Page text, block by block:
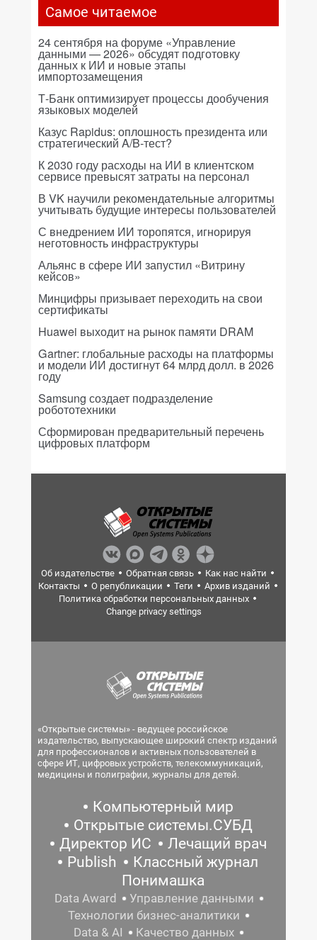
Самое читаемое
24 сентября на форуме «Управление
данными — 2026» обсудят подготовку
данных к ИИ и новые этапы
импортозамещения
Т-Банк оптимизирует процессы дообучения
языковых моделей
Казус Rapidus: оплошность президента или
стратегический A/B-тест?
К 2030 году расходы на ИИ в клиентском
сервисе превысят затраты на персонал
В VK научили рекомендательные алгоритмы
учитывать будущие интересы пользователей
С внедрением ИИ торопятся, игнорируя
неготовность инфраструктуры
Альянс в сфере ИИ запустил «Витрину
кейсов»
Минцифры призывает переходить на свои
сертификаты
Huawei выходит на рынок памяти DRAM
Gartner: глобальные расходы на платформы
и модели ИИ достигнут 64 млрд долл. в 2026
году
Samsung создает подразделение
робототехники
Сформирован предварительный перечень
цифровых платформ
Об издательстве Обратная связь
Как нас найти
Контакты
О републикации Теги
Архив изданий
Политика обработки персональных данных
Change privacy settings
«Открытые системы» - ведущее российское
издательство, выпускающее широкий спектр изданий
для профессионалов и активных пользователей в
сфере ИТ, цифровых устройств, телекоммуникаций,
медицины и полиграфии, журналы для детей.
Компьютерный мир
Открытые системы.СУБД
Директор ИС
Лечащий врач
Publish
Классный журнал
Понимашка
Data Award
Управление данными
Технологии бизнес-аналитики
Data & AI
Качество данных